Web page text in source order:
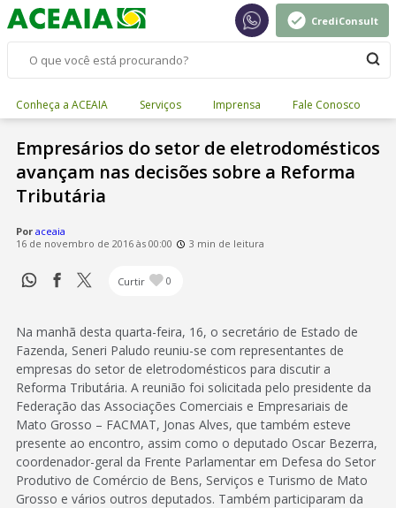
CrediConsult
Conheça a ACEAIA Serviços Imprensa Fale Conosco
Empresários do setor de eletrodomésticos
avançam nas decisões sobre a Reforma
Tributária
Por aceaia
16 de novembro de 2016 às 00:00
3 min de leitura
Curtir 0
Na manhã desta quarta-feira, 16, o secretário de Estado de
Fazenda, Seneri Paludo reuniu-se com representantes de
empresas do setor de eletrodomésticos para discutir a
Reforma Tributária. A reunião foi solicitada pelo presidente da
Federação das Associações Comerciais e Empresariais de
Mato Grosso – FACMAT, Jonas Alves, que também esteve
presente ao encontro, assim como o deputado Oscar Bezerra,
coordenador-geral da Frente Parlamentar em Defesa do Setor
Produtivo de Comércio de Bens, Serviços e Turismo de Mato
Grosso e vários outros deputados. Também participaram da